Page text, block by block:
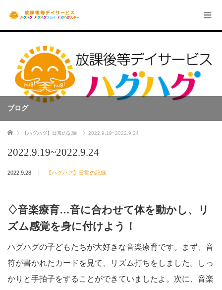
ブログ
ホーム 【ハグハグ】日常の記録 2022.9.19~2022.9.24
2022.9.19~2022.9.24
2022.9.28 【ハグハグ】日常の記録
♢音楽療育…音に合わせて体を動かし、リ
ズム感覚を身に付けよう！
ハグハグの子どもたちが大好きな音楽療育です。まず、音
符が書かれたカードを見て、リズム打ちをしました。しっ
かりと手拍子をすることができていましたよ。次に、音楽